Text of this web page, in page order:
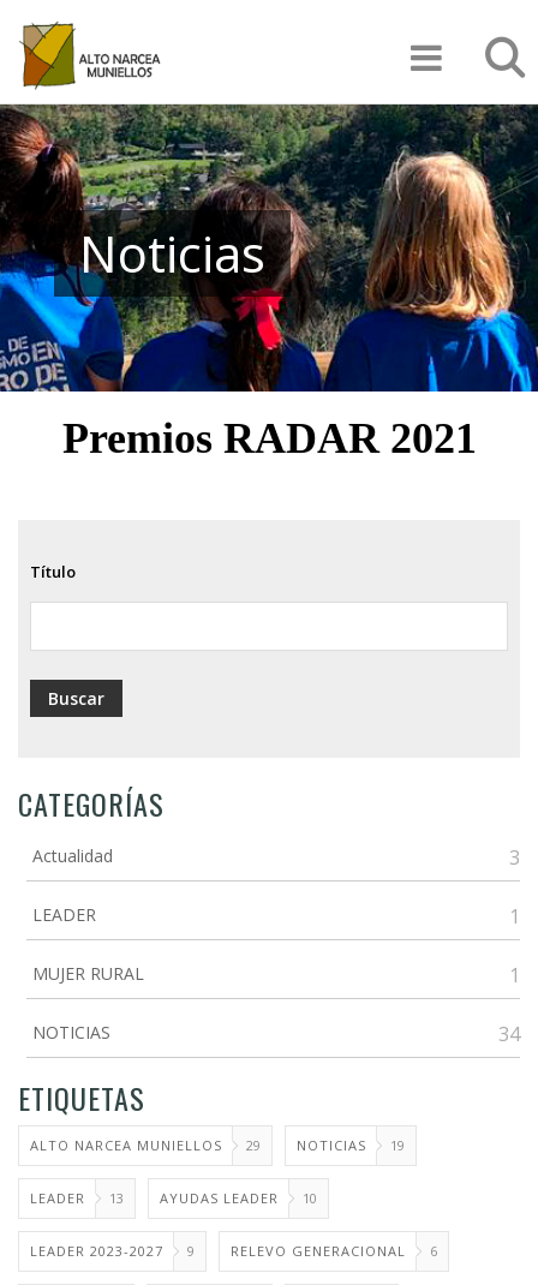
contenido
principal
Noticias
Premios RADAR 2021
Título
CATEGORÍAS
Actualidad 3
LEADER 1
MUJER RURAL 1
NOTICIAS 34
ETIQUETAS
ALTO NARCEA MUNIELLOS 29 NOTICIAS 19
LEADER 13 AYUDAS LEADER 10
LEADER 2023-2027 9 RELEVO GENERACIONAL 6